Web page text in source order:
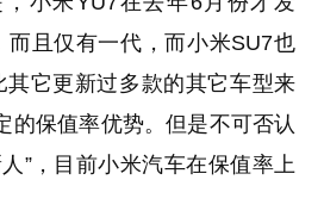
而且仅有一代，而小米SU7也
它更新过多款的其它车型来
的保值率优势。但是不可否认
”，目前小米汽车在保值率上